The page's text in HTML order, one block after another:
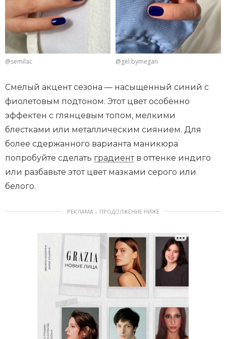
@semilac @gel.bymegan
Смелый акцент сезона — насыщенный синий с
фиолетовым подтоном. Этот цвет особенно
эффектен с глянцевым топом, мелкими
блестками или металлическим сиянием. Для
более сдержанного варианта маникюра
попробуйте сделать градиентв оттенке индиго
или разбавьте этот цвет мазками серого или
белого.
РЕКЛАМА – ПРОДОЛЖЕНИЕ НИЖЕ